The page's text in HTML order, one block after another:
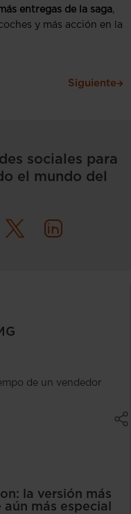
entregas de la saga,
y más acción en la
Siguiente
sociales para
el mundo del
de un vendedor
la versión más
más especial